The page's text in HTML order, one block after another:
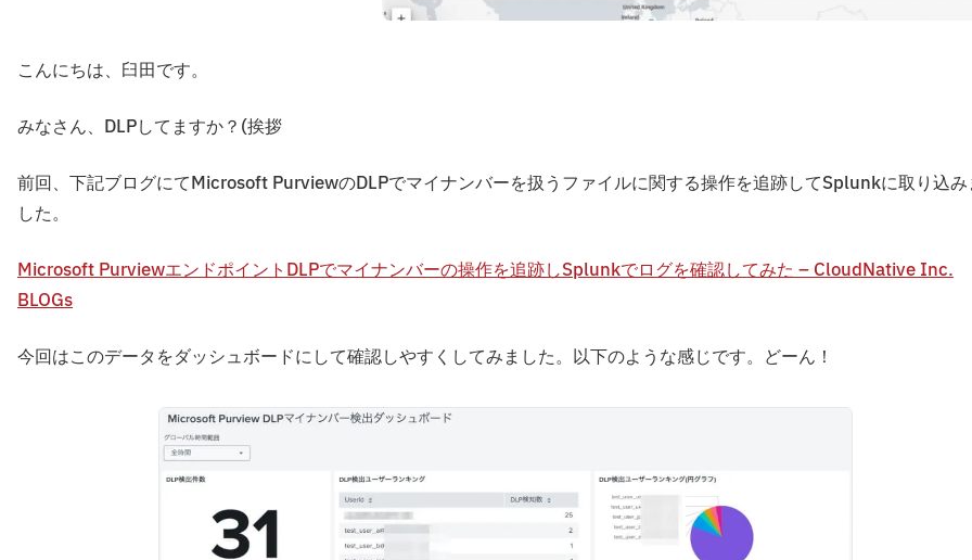
こんにちは、臼田です。
みなさん、DLPしてますか？(挨拶
前回、下記ブログにてMicrosoft PurviewのDLPでマイナンバーを扱うファイルに関する操作を追跡してSplunkに取り込み
した。
Microsoft PurviewエンドポイントDLPでマイナンバーの操作を追跡しSplunkでログを確認してみた – CloudNative Inc.
BLOGs
今回はこのデータをダッシュボードにして確認しやすくしてみました。以下のような感じです。どーん！